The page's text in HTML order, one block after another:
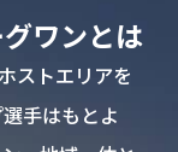
ワンとは
ストエリアを
手はもとよ